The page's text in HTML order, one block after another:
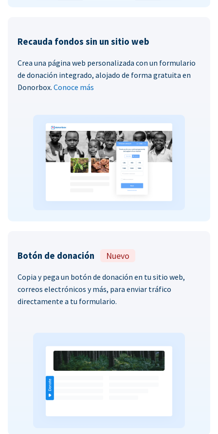
Recauda fondos sin un sitio web
Crea una página web personalizada con un formulario
de donación integrado, alojado de forma gratuita en
Donorbox. Conoce más
Botón de donación Nuevo
Copia y pega un botón de donación en tu sitio web,
correos electrónicos y más, para enviar tráfico
directamente a tu formulario.